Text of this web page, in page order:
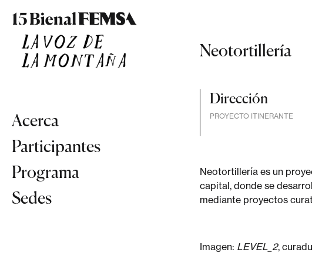
Acerca
Participantes
Programa
Sedes
Neotortillería
Dirección
PROYECTO ITINERANTE
Neotortillería es un
capital, donde se
mediante proyectos
Imagen: LEVEL_2,